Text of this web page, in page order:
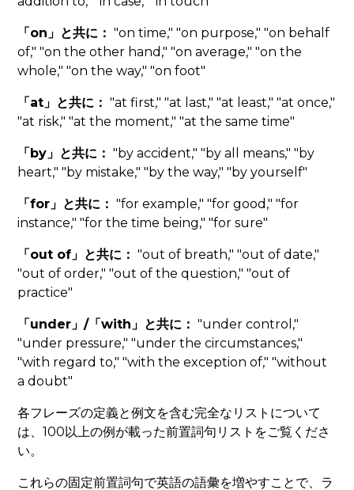
「on」と共に： "on time," "on purpose," "on behalf
of," "on the other hand," "on average," "on the
whole," "on the way," "on foot"
「at」と共に： "at first," "at last," "at least," "at once,"
"at risk," "at the moment," "at the same time"
「by」と共に： "by accident," "by all means," "by
heart," "by mistake," "by the way," "by yourself"
「for」と共に： "for example," "for good," "for
instance," "for the time being," "for sure"
「out of」と共に： "out of breath," "out of date,"
"out of order," "out of the question," "out of
practice"
「under」/「with」と共に： "under control,"
"under pressure," "under the circumstances,"
"with regard to," "with the exception of," "without
a doubt"
各フレーズの定義と例文を含む完全なリストについて
は、100以上の例が載った前置詞句リストをご覧くださ
い。
これらの固定前置詞句で英語の語彙を増やすことで、ラ